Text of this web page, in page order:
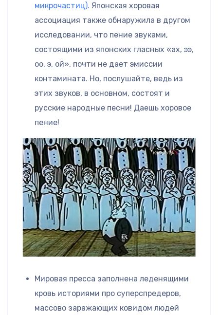
микрочастиц). Японская хоровая
ассоциация также обнаружила в другом
исследовании, что пение звуками,
состоящими из японских гласных «ах, ээ,
оо, э, ой», почти не дает эмиссии
контамината. Но, послушайте, ведь из
этих звуков, в основном, состоят и
русские народные песни! Даешь хоровое
пение!
Мировая пресса заполнена леденящими
кровь историями про суперспредеров,
массово заражающих ковидом людей